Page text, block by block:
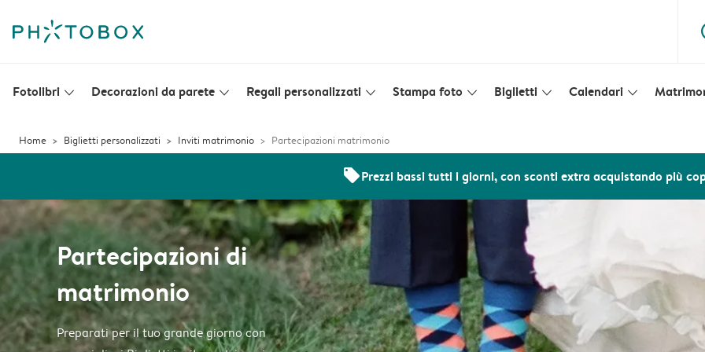
Fotolibri slim_arrow_down Decorazioni da parete slim_arrow_down Regali personalizzati slim_arrow_down Stampa foto slim_arrow_down Biglietti slim_arrow_down Calendari slim_arrow_down
Home Biglietti personalizzati Inviti matrimonio Partecipazioni matrimonio
offersPrezzi bassi tutti i giorni, con sconti extra acquistando più
Partecipazioni di
matrimonio
Preparati per il tuo grande giorno con